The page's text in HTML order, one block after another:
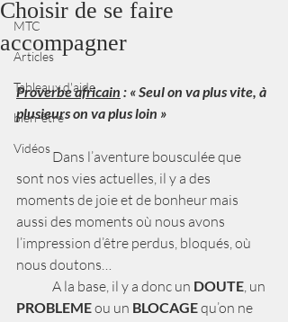
MTC
Articles
Tableaux d'aide
bien-être
Vidéos
Choisir de se faire
accompagner
Proverbe africain : « Seul on va plus vite, à
plusieurs on va plus loin »
	Dans l’aventure bousculée que
sont nos vies actuelles, il y a des
moments de joie et de bonheur mais
aussi des moments où nous avons
l’impression d’être perdus, bloqués, où
nous doutons…
	A la base, il y a donc un
DOUTE, un
PROBLEME ou un BLOCAGE qu’on ne